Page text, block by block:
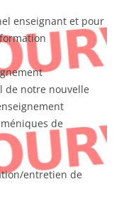
enseignant et pour
de notre nouvelle
de
entretien de